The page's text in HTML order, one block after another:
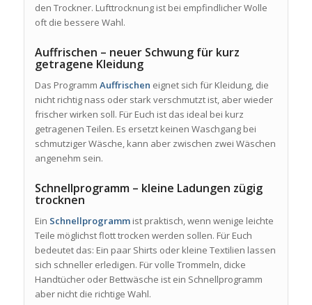
den Trockner. Lufttrocknung ist bei empfindlicher Wolle
oft die bessere Wahl.
Auffrischen – neuer Schwung für kurz
getragene Kleidung
Das Programm Auffrischen eignet sich für Kleidung, die
nicht richtig nass oder stark verschmutzt ist, aber wieder
frischer wirken soll. Für Euch ist das ideal bei kurz
getragenen Teilen. Es ersetzt keinen Waschgang bei
schmutziger Wäsche, kann aber zwischen zwei Wäschen
angenehm sein.
Schnellprogramm – kleine Ladungen zügig
trocknen
Ein Schnellprogrammist praktisch, wenn wenige leichte
Teile möglichst flott trocken werden sollen. Für Euch
bedeutet das: Ein paar Shirts oder kleine Textilien lassen
sich schneller erledigen. Für volle Trommeln, dicke
Handtücher oder Bettwäsche ist ein Schnellprogramm
aber nicht die richtige Wahl.